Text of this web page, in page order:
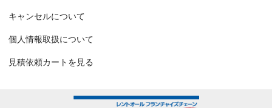
キャンセルについて
個人情報取扱について
見積依頼カートを見る